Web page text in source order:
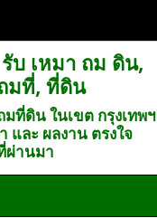
บ เหมา ถม ดิน,
มที่, ที่ดิน
ที่ดิน ในเขต กรุงเทพฯ
ละ ผลงาน ตรงใจ
ผ่านมา